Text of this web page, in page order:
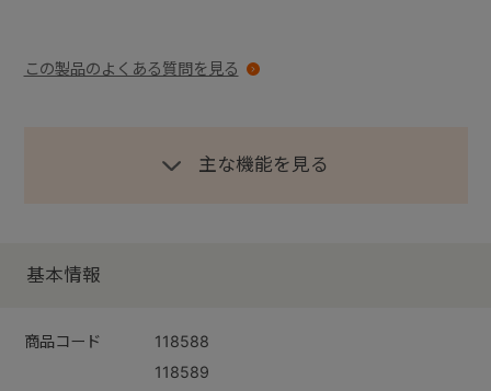
この製品のよくある質問を見る
基本情報
商品コード
118588
118589
主な機能を見る